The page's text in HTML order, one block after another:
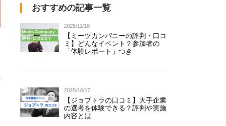
おすすめの記事一覧
2025/11/18
【ミーツカンパニーの評判・口コ
ミ】どんなイベント？参加者の
「体験レポート」つき
2025/10/17
【ジョブトラの口コミ】大手企業
の選考を体験できる？評判や実施
内容とは